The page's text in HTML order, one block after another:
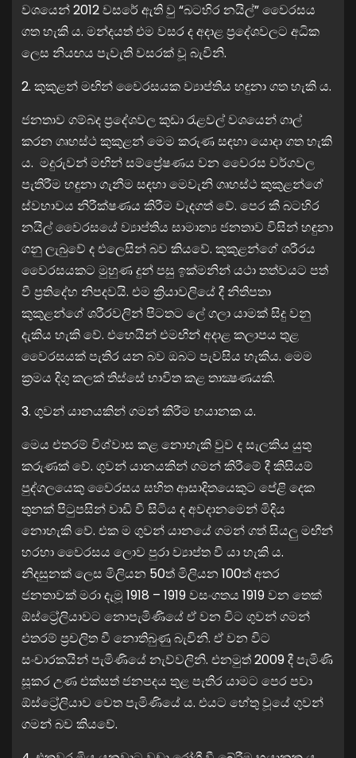
වශයෙන් 2012 වසරේ ඇති වු “බටහිර නයිල්” වෛරසය
ගත හැකි ය. මන්දයත් එම වසර ද අදාළ ප්‍රදේශවලට අධික
ලෙස නියඟය පැවැති වසරක් වූ බැවිනි.
2. කුකුළන් මඟින් වෛරසයක ව්‍යාප්තිය හඳුනා ගත හැකි ය.
ජනතාව ගම්බද ප්‍රදේශවල කුඩා රැළවල් වශයෙන් ගාල්
කරන ගෘහස්ථ කුකුළන් මෙම කරුණ සඳහා යොදා ගත හැකි
ය. මදුරුවන් මඟින් සම්ප්‍රේෂණය වන වෛරස වර්ගවල
පැතිරීම හඳුනා ගැනීම සඳහා මෙවැනි ගෘහස්ථ කුකුළන්ගේ
ස්වභාවය නිරීක්ෂණය කිරීම වැදගත් වේ. පෙර කී බටහිර
නයිල් වෛරසයේ ව්‍යාප්තිය සාමාන්‍ය ජනතාව විසින් හඳුනා
ගනු ලැබුවේ ද එලෙසින් බව කියවේ. කුකුළන්ගේ ශරීරය
වෛරසයකට මුහුණ දුන් පසු ඉක්මනින් යථා තත්වයට පත්
වී ප්‍රතිදේහ නිපදවයි. එම ක්‍රියාවලියේ දී නිතිපතා
කුකුළන්ගේ ශරීරවලින් පිටතට ලේ ගලා යාමක් සිදු වනු
දැකිය හැකි වේ. එහෙයින් එමඟින් අදාළ කලාපය තුළ
වෛරසයක් පැතිර යන බව ඔබට පැවසිය හැකිය. මෙම
ක්‍රමය දිගු කලක් තිස්සේ භාවිත කළ තාක්‍ෂණයකි.
3. ගුවන් යානයකින් ගමන් කිරීම භයානක ය.
මෙය එතරම් විශ්වාස කළ නොහැකි වුව ද සැලකිය යුතු
කරුණක් වේ. ගුවන් යානයකින් ගමන් කිරීමේ දී කිසියම්
පුද්ගලයෙකු වෛරසය සහිත ආසාදිතයෙකුට පේළි දෙක
තුනක් පිටුපසින් වාඩි වී සිටිය ද අවදානමෙන් මිදිය
නොහැකි වේ. එක ම ගුවන් යානයේ ගමන් ගත් සියලු මඟීන්
හරහා වෛරසය ලොව පුරා ව්‍යාප්ත වී යා හැකි ය.
නිදසුනක් ලෙස මිලියන 50ත් මිලියන 100ත් අතර
ජනතාවක් මරා දැමූ 1918 – 1919 වසංගතය 1919 වන තෙක්
ඕස්ට්‍රේලියාවට නොපැමිණියේ ඒ වන විට ගුවන් ගමන්
එතරම් ප්‍රචලිත වී නොතිබුණු බැවිනි. ඒ වන විට
සංචාරකයින් පැමිණියේ නැව්වලිනි. එනමුත් 2009 දී පැමිණි
සූකර උණ එක්සත් ජනපදය තුළ පැතිර යාමට පෙර පවා
ඕස්ට්‍රේලියාව වෙත පැමිණියේ ය. එයට හේතු වූයේ ගුවන්
ගමන් බව කියවේ.